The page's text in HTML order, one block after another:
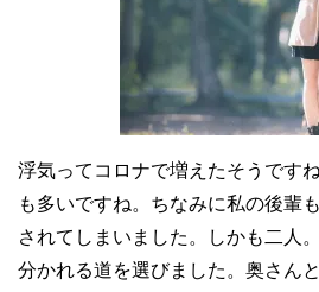
浮気ってコロナで増えたそうです
も多いですね。ちなみに私の後輩
されてしまいました。しかも二人
分かれる道を選びました。奥さん